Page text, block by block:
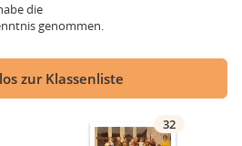
die
genommen.
zur Klassenliste
32